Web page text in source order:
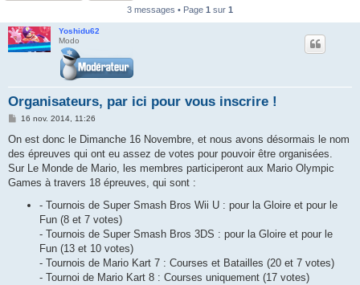
3 messages • Page 1 sur 1
Yoshidu62
Modo
Organisateurs, par ici pour vous inscrire !
M
s
a
g
16 nov. 2014, 11:26
On est donc le Dimanche 16 Novembre, et nous avons désormais le nom
des épreuves qui ont eu assez de votes pour pouvoir être organisées.
Sur Le Monde de Mario, les membres participeront aux Mario Olympic
Games à travers 18 épreuves, qui sont :
- Tournois de Super Smash Bros Wii U : pour la Gloire et pour le
Fun (8 et 7 votes)
- Tournois de Super Smash Bros 3DS : pour la Gloire et pour le
Fun (13 et 10 votes)
- Tournois de Mario Kart 7 : Courses et Batailles (20 et 7 votes)
- Tournoi de Mario Kart 8 : Courses uniquement (17 votes)